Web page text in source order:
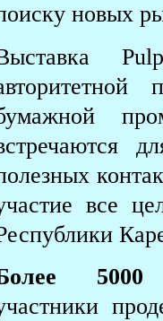
новых
все
5000